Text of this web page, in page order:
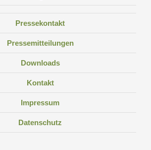
Pressekontakt
Pressemitteilungen
Downloads
Kontakt
Impressum
Datenschutz